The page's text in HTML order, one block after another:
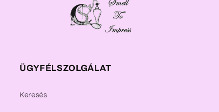
ÜGYFÉLSZOLGÁLAT
Keresés